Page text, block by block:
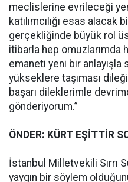
meclislerine evrileceği
katılımcılığı esas
gerçekliğinde büyük rol
itibarla hep omuzlarımda
emaneti yeni bir
yükseklere taşıması
başarı dileklerimle
gönderiyorum.”
ÖNDER: KÜRT EŞİTTİR
İstanbul Milletvekili Sırrı
yaygın bir söylem